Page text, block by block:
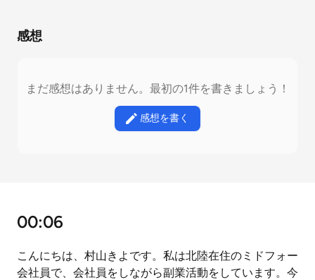
感想
まだ感想はありません。最初の1件を書きましょう！
感想を書く
00:06
こんにちは、村山きよです。私は北陸在住のミドフォー
会社員で、会社員をしながら副業活動をしています。今